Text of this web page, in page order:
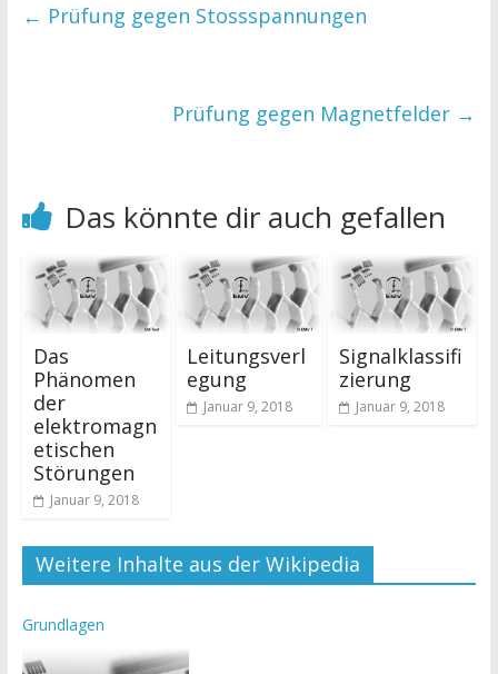
← Prüfung gegen Stossspannungen
Prüfung gegen Magnetfelder →
Das könnte dir auch gefallen
Das
Phänomen
der
elektromagn
etischen
Störungen
Januar 9, 2018
Leitungsverl
egung
Januar 9, 2018
Signalklassifi
zierung
Januar 9, 2018
Weitere Inhalte aus der Wikipedia
Grundlagen